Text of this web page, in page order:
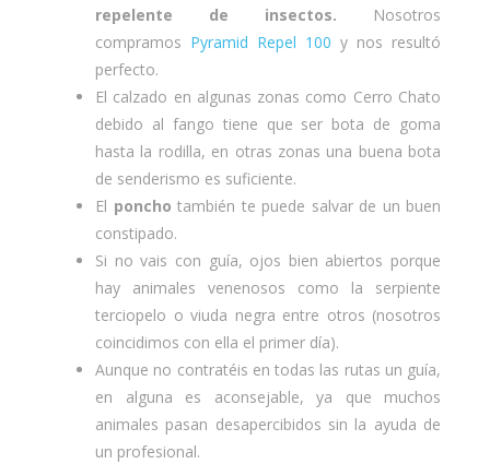
repelente de insectos.
Nosotros
compramos Pyramid Repel 100 y nos resultó
perfecto.
El calzado en algunas zonas como Cerro Chato
debido al fango tiene que ser bota de goma
hasta la rodilla, en otras zonas una buena bota
de senderismo es suficiente.
El poncho también te puede salvar de un buen
constipado.
Si no vais con guía, ojos bien abiertos porque
hay animales venenosos como la serpiente
terciopelo o viuda negra entre otros (nosotros
coincidimos con ella el primer día).
Aunque no contratéis en todas las rutas un guía,
en alguna es aconsejable, ya que muchos
animales pasan desapercibidos sin la ayuda de
un profesional.